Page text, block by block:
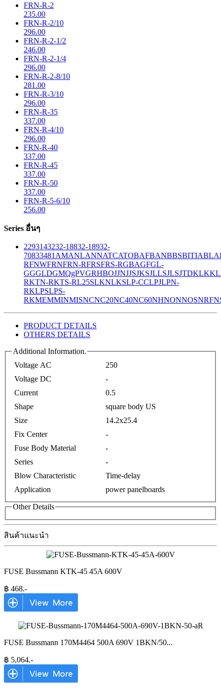
FRN-R-2
235.00
FRN-R-2/10
296.00
FRN-R-2-1/2
246.00
FRN-R-2-1/4
296.00
FRN-R-2-8/10
281.00
FRN-R-3/10
296.00
FRN-R-35
337.00
FRN-R-4/10
296.00
FRN-R-40
337.00
FRN-R-45
337.00
FRN-R-50
337.00
FRN-R-5-6/10
256.00
Series อื่นๆ
2293143232-18832-18932-
70833481 AMANLANNATCATOBAFBANBBSBITIABLA
RFNWFRNFRN-RFRSFRS-RGBAGFGL-
GGGLDGMQgPVGRHBOJJNJJSJKSJLLSJLSJTDKLK
RKTN-RKTS-RL25SLKNLKSLP-CCLPJLPN-
RKLPSLPS-
RKMEMMINMISNCNC20NC40NC60NHNONNOSNRF
PRODUCT DETAILS
OTHERS DETAILS
Additional Information.
Voltage AC
250
Voltage DC
-
Current
0.5
Shape
square body US
Size
14.2x25.4
Fix Center
-
Fuse Body Material
-
Series
-
Blow Characteristic
Time-delay
Application
power panelboards
Other Details
สินค้าแนะนำ
FUSE Bussmann KTK-45 45A 600V
฿ 468.-
FUSE Bussmann 170M4464 500A 690V 1BKN/50...
฿ 5,064.-